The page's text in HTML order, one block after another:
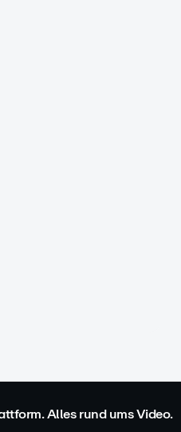
Alles rund ums Video.